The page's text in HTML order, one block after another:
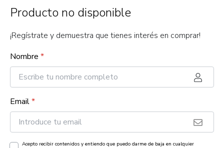
Producto no disponible
¡Regístrate y demuestra que tienes interés en comprar!
Nombre *
Email*
Acepto recibir contenidos y entiendo que puedo darme de baja en cualquier